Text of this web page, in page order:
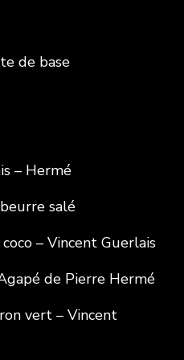
de base
– Hermé
salé
– Vincent Guerlais
de Pierre Hermé
vert – Vincent